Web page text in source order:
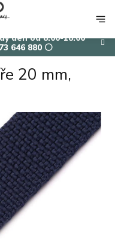
den od 8:00-18:00
646 880 ⚪
KOŠÍK
20 mm,